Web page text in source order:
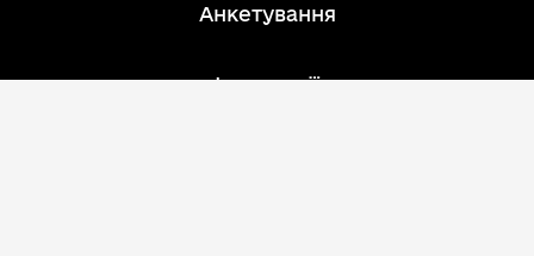
Анкетування
Інструкції